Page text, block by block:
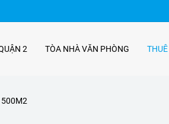
2 TÒA NHÀ VĂN PHÒNG
500M2